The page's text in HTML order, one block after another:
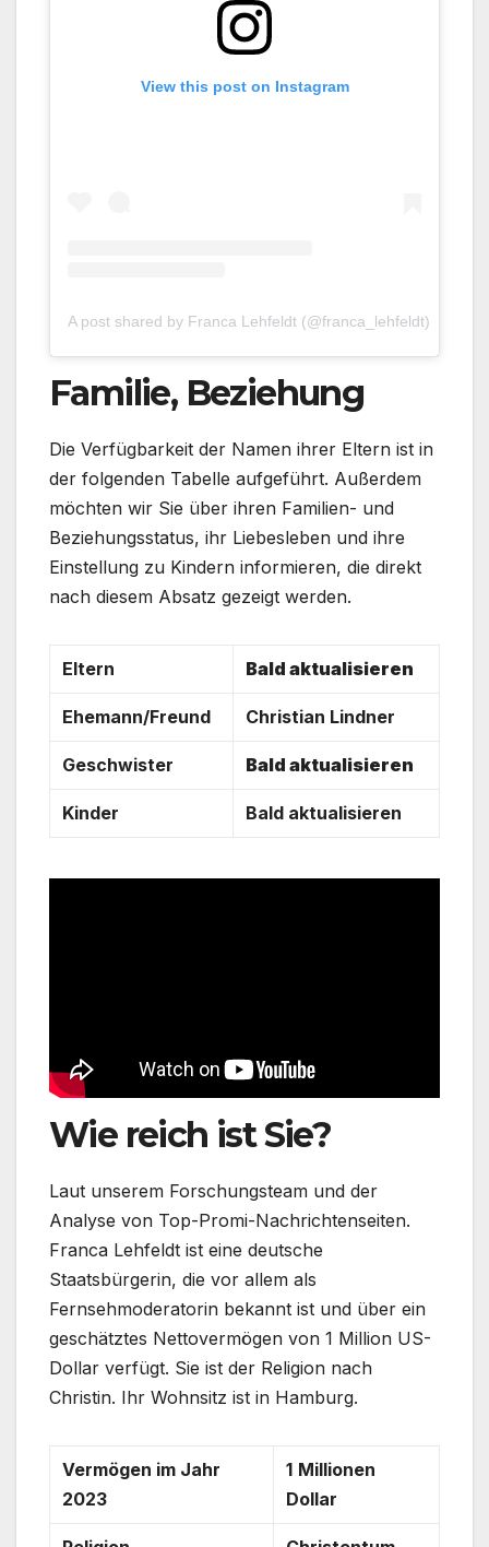
View this post on Instagram
A post shared by Franca Lehfeldt (@franca_lehfeldt)
Familie, Beziehung
Die Verfügbarkeit der Namen ihrer Eltern ist in
der folgenden Tabelle aufgeführt. Außerdem
möchten wir Sie über ihren Familien- und
Beziehungsstatus, ihr Liebesleben und ihre
Einstellung zu Kindern informieren, die direkt
nach diesem Absatz gezeigt werden.
Eltern Bald aktualisieren
Ehemann/Freund Christian Lindner
Geschwister Bald aktualisieren
Kinder Bald aktualisieren
Wie reich ist Sie?
Laut unserem Forschungsteam und der
Analyse von Top-Promi-Nachrichtenseiten.
Franca Lehfeldt ist eine deutsche
Staatsbürgerin, die vor allem als
Fernsehmoderatorin bekannt ist und über ein
geschätztes Nettovermögen von 1 Million US-
Dollar verfügt. Sie ist der Religion nach
Christin. Ihr Wohnsitz ist in Hamburg.
Vermögen im Jahr
2023
1 Millionen
Dollar